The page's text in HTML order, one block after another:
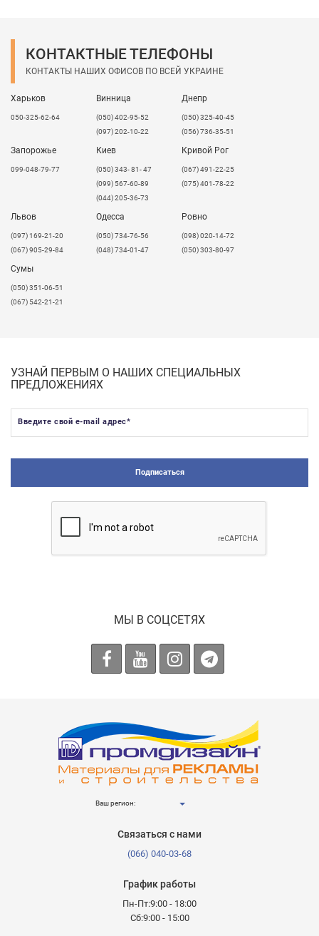
КОНТАКТНЫЕ ТЕЛЕФОНЫ
КОНТАКТЫ НАШИХ ОФИСОВ ПО ВСЕЙ УКРАИНЕ
Харьков
050-325-62-64
Винница
(050) 402-95-52
(097) 202-10-22
Днепр
(050) 325-40-45
(056) 736-35-51
Запорожье
099-048-79-77
Киев
(050) 343- 81- 47
(099) 567-60-89
(044) 205-36-73
Кривой Рог
(067) 491-22-25
(075) 401-78-22
Львов
​(097) 169-21-20
(067) 905-29-84
Одесса
(050) 734-76-56
(048) 734-01-47
Ровно
(098) 020-14-72
(050) 303-80-97
Сумы
(050) 351-06-51
(067) 542-21-21
УЗНАЙ ПЕРВЫМ О НАШИХ СПЕЦИАЛЬНЫХ
ПРЕДЛОЖЕНИЯХ
Введите свой e-mail адрес*
Подписаться
МЫ В СОЦСЕТЯХ
Ваш регион:
Связаться с нами
(066) 040-03-68
График работы
Пн-Пт:9:00 - 18:00
Сб:9:00 - 15:00